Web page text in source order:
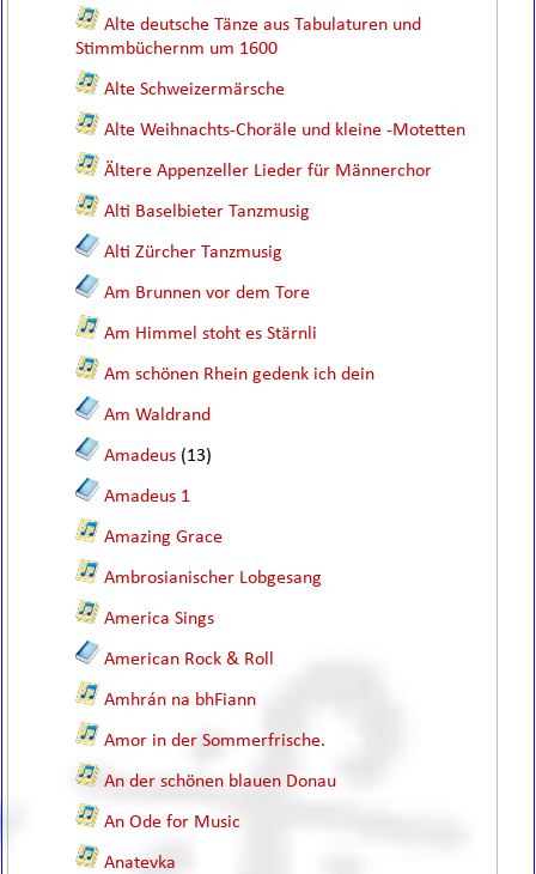
Alte deutsche Tänze aus Tabulaturen und
Stimmbüchernm um 1600
Alte Schweizermärsche
Alte Weihnachts-Choräle und kleine -Motetten
Ältere Appenzeller Lieder für Männerchor
Alti Baselbieter Tanzmusig
Alti Zürcher Tanzmusig
Am Brunnen vor dem Tore
Am Himmel stoht es Stärnli
Am schönen Rhein gedenk ich dein
Am Waldrand
Amadeus (13)
Amadeus 1
Amazing Grace
Ambrosianischer Lobgesang
America Sings
American Rock & Roll
Amhrán na bhFiann
Amor in der Sommerfrische.
An der schönen blauen Donau
An Ode for Music
Anatevka